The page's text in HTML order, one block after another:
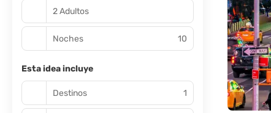
2 Adultos
Noches 10
Esta idea incluye
Destinos 1